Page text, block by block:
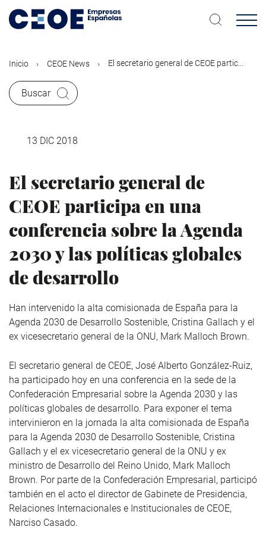
contenido
Inicio CEOE News El secretario general de CEOE partic...
Buscar
13 DIC 2018
El secretario general de
CEOE participa en una
conferencia sobre la Agenda
2030 y las políticas globales
de desarrollo
Han intervenido la alta comisionada de España para la
Agenda 2030 de Desarrollo Sostenible, Cristina Gallach y el
ex vicesecretario general de la ONU, Mark Malloch Brown.
El secretario general de CEOE, José Alberto González-Ruiz,
ha participado hoy en una conferencia en la sede de la
Confederación Empresarial sobre la Agenda 2030 y las
políticas globales de desarrollo. Para exponer el tema
intervinieron en la jornada la alta comisionada de España
para la Agenda 2030 de Desarrollo Sostenible, Cristina
Gallach y el ex vicesecretario general de la ONU y ex
ministro de Desarrollo del Reino Unido, Mark Malloch
Brown. Por parte de la Confederación Empresarial, participó
también en el acto el director de Gabinete de Presidencia,
Relaciones Internacionales e Institucionales de CEOE,
Narciso Casado.